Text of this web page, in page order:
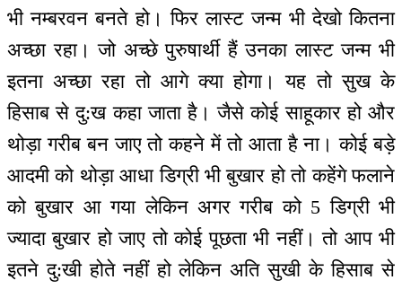
भी नम्बरवन बनते हो। फिर लास्ट जन्म भी देखो कितना
अच्छा रहा। जो अच्छे पुरुषार्थी हैं उनका लास्ट जन्म भी
इतना अच्छा रहा तो आगे क्या होगा। यह तो सुख के
हिसाब से दु:ख कहा जाता है। जैसे कोई साहूकार हो और
थोड़ा गरीब बन जाए तो कहने में तो आता है ना। कोई बड़े
आदमी को थोड़ा आधा डिग्री भी बुखार हो तो कहेंगे फलाने
को बुखार आ गया लेकिन अगर गरीब को 5 डिग्री भी
ज्यादा बुखार हो जाए तो कोई पूछता भी नहीं। तो आप भी
इतने दु:खी होते नहीं हो लेकिन अति सुखी के हिसाब से